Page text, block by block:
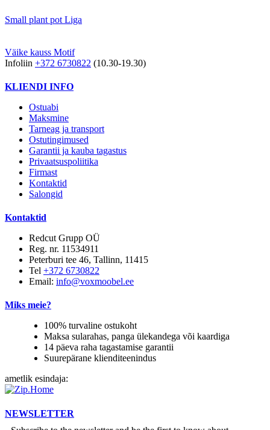
Small plant pot Liga
Väike kauss Motif
Infoliin +372 6730822 (10.30-19.30)
KLIENDI INFO
Ostuabi
Maksmine
Tarneag ja transport
Ostutingimused
Garantii ja kauba tagastus
Privaatsuspoliitika
Firmast
Kontaktid
Salongid
Kontaktid
Redcut Grupp OÜ
Reg. nr. 11534911
Peterburi tee 46, Tallinn, 11415
Tel +372 6730822
Email: info@voxmoobel.ee
Miks meie?
100% turvaline ostukoht
Maksa sularahas, panga ülekandega või kaardiga
14 päeva raha tagastamise garantii
Suurepärane klienditeenindus
ametlik esindaja:
NEWSLETTER